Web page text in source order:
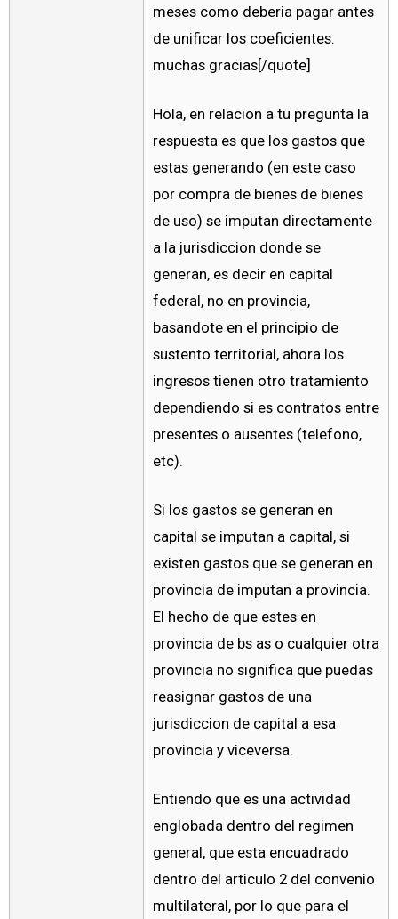
meses como deberia pagar antes
de unificar los coeficientes.
muchas gracias[/quote]
Hola, en relacion a tu pregunta la
respuesta es que los gastos que
estas generando (en este caso
por compra de bienes de bienes
de uso) se imputan directamente
a la jurisdiccion donde se
generan, es decir en capital
federal, no en provincia,
basandote en el principio de
sustento territorial, ahora los
ingresos tienen otro tratamiento
dependiendo si es contratos entre
presentes o ausentes (telefono,
etc).
Si los gastos se generan en
capital se imputan a capital, si
existen gastos que se generan en
provincia de imputan a provincia.
El hecho de que estes en
provincia de bs as o cualquier otra
provincia no significa que puedas
reasignar gastos de una
jurisdiccion de capital a esa
provincia y viceversa.
Entiendo que es una actividad
englobada dentro del regimen
general, que esta encuadrado
dentro del articulo 2 del convenio
multilateral, por lo que para el